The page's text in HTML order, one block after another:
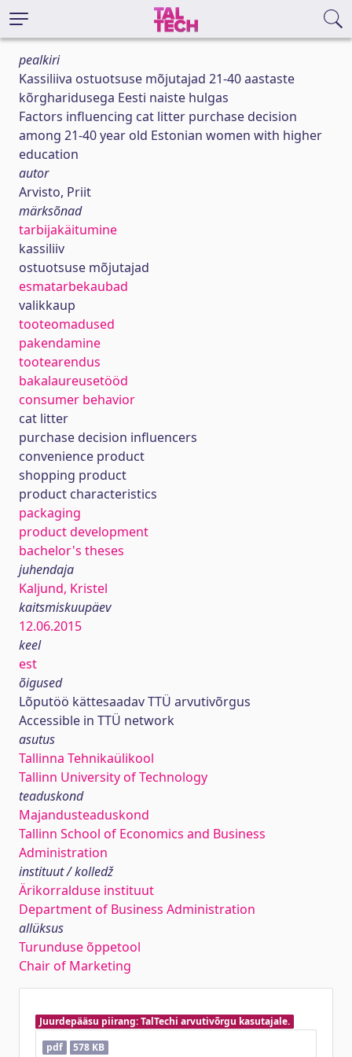
pealkiri
Kassiliiva ostuotsuse mõjutajad 21-40 aastaste
kõrgharidusega Eesti naiste hulgas
Factors influencing cat litter purchase decision
among 21-40 year old Estonian women with higher
education
autor
Arvisto, Priit
märksõnad
tarbijakäitumine
kassiliiv
ostuotsuse mõjutajad
esmatarbekaubad
valikkaup
tooteomadused
pakendamine
tootearendus
bakalaureusetööd
consumer behavior
cat litter
purchase decision influencers
convenience product
shopping product
product characteristics
packaging
product development
bachelor's theses
juhendaja
Kaljund, Kristel
kaitsmiskuupäev
12.06.2015
keel
est
õigused
Lõputöö kättesaadav TTÜ arvutivõrgus
Accessible in TTÜ network
asutus
Tallinna Tehnikaülikool
Tallinn University of Technology
teaduskond
Majandusteaduskond
Tallinn School of Economics and Business
Administration
instituut / kolledž
Ärikorralduse instituut
Department of Business Administration
allüksus
Turunduse õppetool
Chair of Marketing
Juurdepääsu piirang: TalTechi arvutivõrgu kasutajale.
pdf
578 KB